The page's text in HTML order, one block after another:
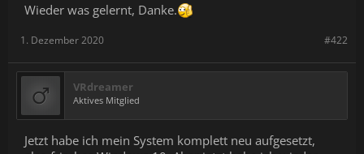
Wieder was gelernt, Danke.
#422
1. Dezember 2020
VRdreamer
Aktives Mitglied
Jetzt habe ich mein System komplett neu aufgesetzt,